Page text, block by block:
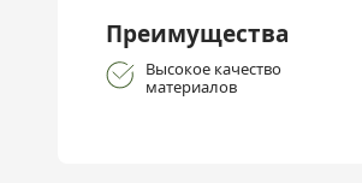
Преимущества
Высокое качество
материалов